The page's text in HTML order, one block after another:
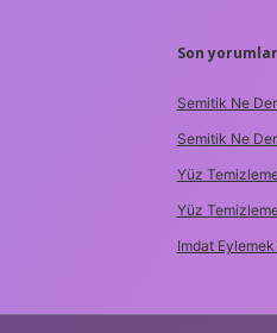
Son yorumlar
Semitik Ne
Semitik Ne
Yüz
Yüz
Imdat